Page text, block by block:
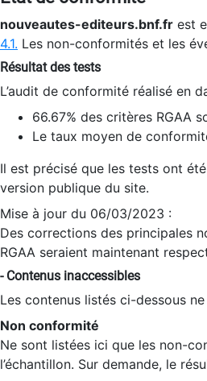
nouveautes-editeurs.bnf.fr est
4.1. Les non-conformités et les
Résultat des tests
L’audit de conformité réalisé en
66.67% des critères RGAA
Le taux moyen de
Il est précisé que les tests ont
version publique du site.
Mise à jour du 06/03/2023 :
Des corrections des principales
RGAA seraient maintenant
- Contenus inaccessibles
Les contenus listés ci-dessous
Non conformité
Ne sont listées ici que les non-
l’échantillon. Sur demande, le